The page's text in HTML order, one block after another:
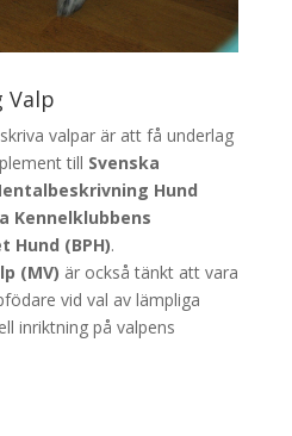
Valp
valpar är att få underlag
till Svenska
Hund
Kennelklubbens
Hund (BPH).
(MV) är också tänkt att vara
vid val av lämpliga
inriktning på valpens